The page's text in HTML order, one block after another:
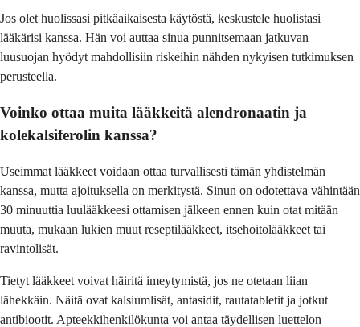
Jos olet huolissasi pitkäaikaisesta käytöstä, keskustele huolistasi
lääkärisi kanssa. Hän voi auttaa sinua punnitsemaan jatkuvan
luusuojan hyödyt mahdollisiin riskeihin nähden nykyisen tutkimuksen
perusteella.
Voinko ottaa muita lääkkeitä alendronaatin ja
kolekalsiferolin kanssa?
Useimmat lääkkeet voidaan ottaa turvallisesti tämän yhdistelmän
kanssa, mutta ajoituksella on merkitystä. Sinun on odotettava vähintään
30 minuuttia luulääkkeesi ottamisen jälkeen ennen kuin otat mitään
muuta, mukaan lukien muut reseptilääkkeet, itsehoitolääkkeet tai
ravintolisät.
Tietyt lääkkeet voivat häiritä imeytymistä, jos ne otetaan liian
lähekkäin. Näitä ovat kalsiumlisät, antasidit, rautatabletit ja jotkut
antibiootit. Apteekkihenkilökunta voi antaa täydellisen luettelon